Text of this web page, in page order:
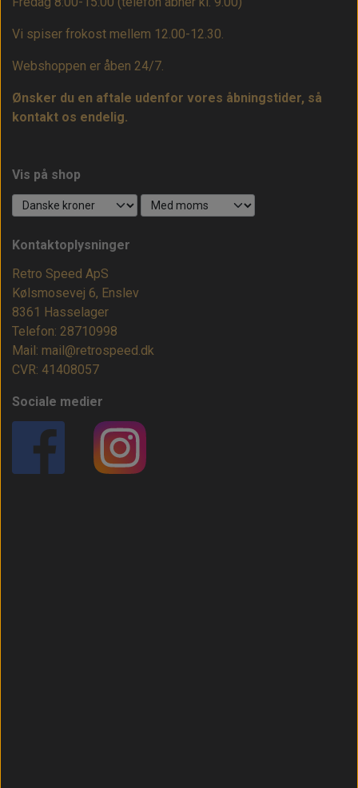
Vi spiser frokost mellem 12.00-12.30.
Webshoppen er åben 24/7.
Ønsker du en aftale udenfor vores åbningstider, så
kontakt os endelig.
Vis på shop
Kontaktoplysninger
Retro Speed ApS
Kølsmosevej 6, Enslev
8361 Hasselager
Telefon: 28710998
Mail: mail@retrospeed.dk
CVR: 41408057
Sociale medier